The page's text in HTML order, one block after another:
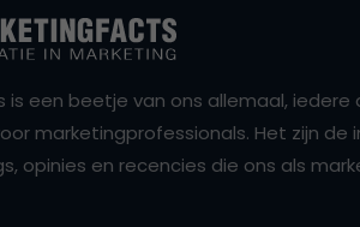
een beetje van ons allemaal, iedere
marketingprofessionals. Het zijn de
opinies en recencies die ons als